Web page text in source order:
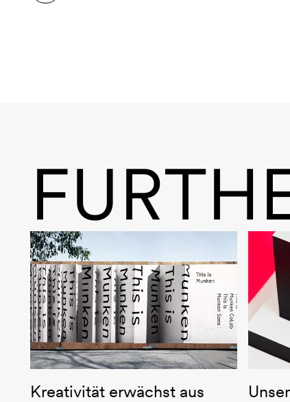
Kreativität erwächst aus